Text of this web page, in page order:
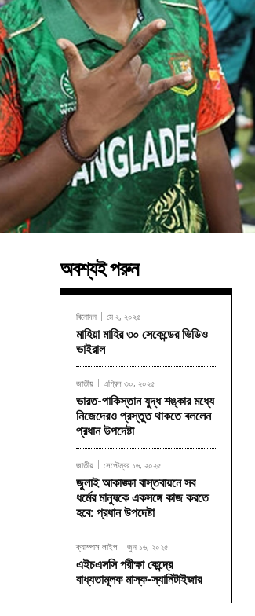
অবশ্যই পরুন
বিনোদন মে ২, ২০২৫
মাহিয়া মাহির ৩০ সেকেন্ডের ভিডিও
ভাইরাল
জাতীয় এপ্রিল ৩০, ২০২৫
ভারত-পাকিস্তান যুদ্ধ শঙ্কার মধ্যে
নিজেদেরও প্রস্তুত থাকতে বললেন
প্রধান উপদেষ্টা
জাতীয় সেপ্টেম্বর ১৬, ২০২৫
জুলাই আকাঙ্ক্ষা বাস্তবায়নে সব
ধর্মের মানুষকে একসঙ্গে কাজ করতে
হবে: প্রধান উপদেষ্টা
ক্যাম্পাস লাইপ জুন ১৬, ২০২৫
এইচএসসি পরীক্ষা কেন্দ্রে
বাধ্যতামূলক মাস্ক-স্যানিটাইজার